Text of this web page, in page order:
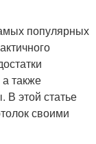
популярных
также
В этой статье
своими